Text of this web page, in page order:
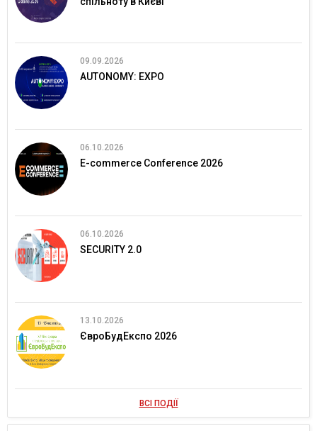
09.09.2026
AUTONOMY: EXPO
06.10.2026
E-commerce Conference 2026
06.10.2026
SECURITY 2.0
13.10.2026
ЄвроБудЕкспо 2026
ВСІ ПОДІЇ